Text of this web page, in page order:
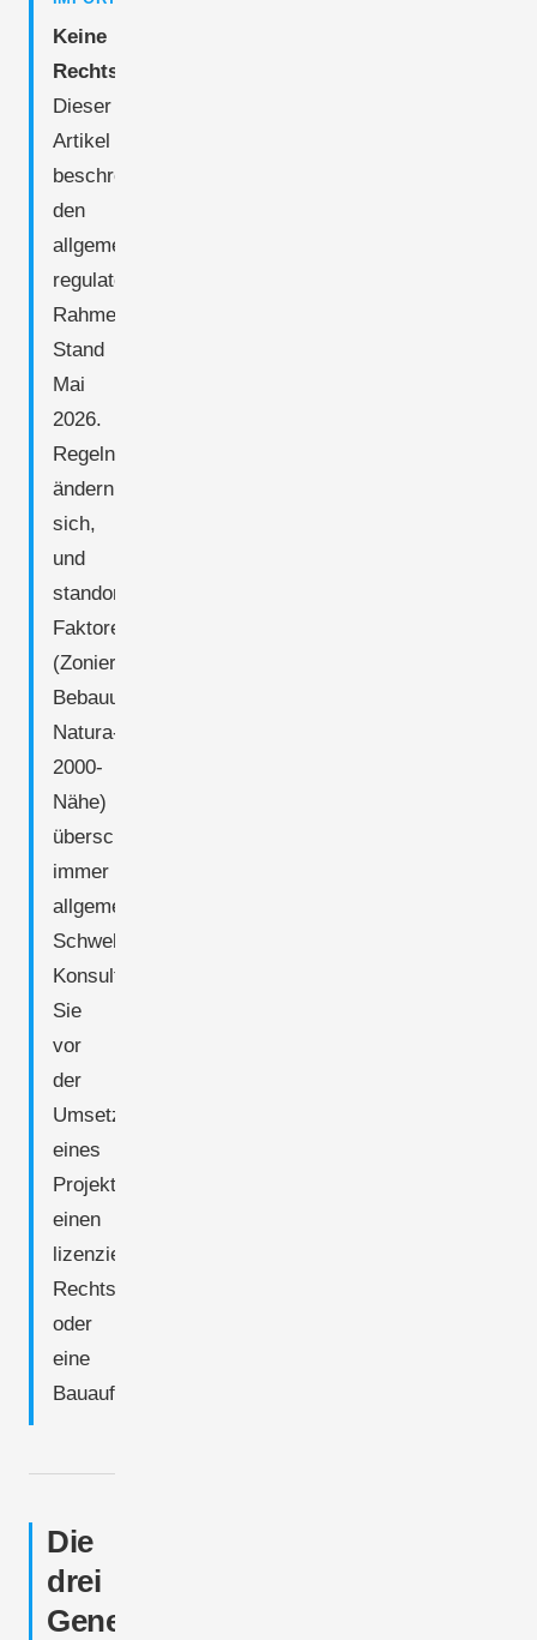
Keine
Rechtsberatung.
Dieser
Artikel
beschreibt
den
allgemeinen
regulatorischen
Rahmen
Stand
Mai
2026.
Regeln
ändern
sich,
und
standortspezifische
Faktoren
(Zonierungsplan,
Bebauungsplan,
Natura-
2000-
Nähe)
überschreiben
immer
allgemeine
Schwellenwerte.
Konsultieren
Sie
vor
der
Umsetzung
eines
Projekts
einen
lizenzierten
Rechtsanwalt
oder
eine
Bauaufsichtsbehörde.
Die
drei
Genehmigungsstufen